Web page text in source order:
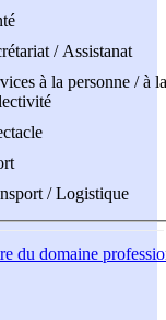
/ Assistanat
à la personne / à la
/ Logistique
du domaine